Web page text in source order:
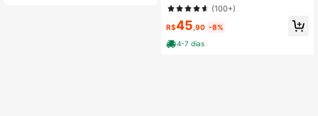
(100+)
R$45 ,90 -8%
4-7 dias